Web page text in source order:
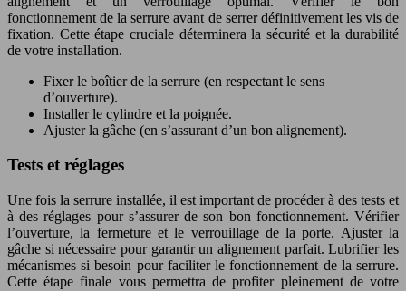
fonctionnement de la serrure avant de serrer définitivement les vis de
fixation. Cette étape cruciale déterminera la sécurité et la durabilité
de votre installation.
Fixer le boîtier de la serrure (en respectant le sens
d’ouverture).
Installer le cylindre et la poignée.
Ajuster la gâche (en s’assurant d’un bon alignement).
Tests et réglages
Une fois la serrure installée, il est important de procéder à des tests et
à des réglages pour s’assurer de son bon fonctionnement. Vérifier
l’ouverture, la fermeture et le verrouillage de la porte. Ajuster la
gâche si nécessaire pour garantir un alignement parfait. Lubrifier les
mécanismes si besoin pour faciliter le fonctionnement de la serrure.
Cette étape finale vous permettra de profiter pleinement de votre